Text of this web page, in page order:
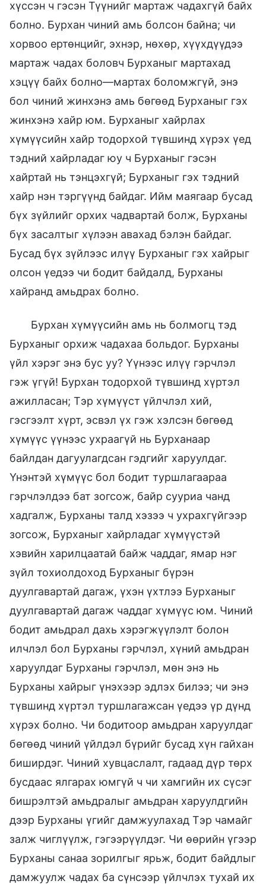
хүссэн ч гэсэн Түүнийг мартаж чадахгүй байх
болно. Бурхан чиний амь болсон байна; чи
хорвоо ертөнцийг, эхнэр, нөхөр, хүүхдүүдээ
мартаж чадах боловч Бурханыг мартахад
хэцүү байх болно—мартах боломжгүй, энэ
бол чиний жинхэнэ амь бөгөөд Бурханыг гэх
жинхэнэ хайр юм. Бурханыг хайрлах
хүмүүсийн хайр тодорхой түвшинд хүрэх үед
тэдний хайрладаг юу ч Бурханыг гэсэн
хайртай нь тэнцэхгүй; Бурханыг гэх тэдний
хайр нэн тэргүүнд байдаг. Ийм маягаар бусад
бүх зүйлийг орхих чадвартай болж, Бурханы
бүх засалтыг хүлээн авахад бэлэн байдаг.
Бусад бүх зүйлээс илүү Бурханыг гэх хайрыг
олсон үедээ чи бодит байдалд, Бурханы
хайранд амьдрах болно.
Бурхан хүмүүсийн амь нь болмогц тэд
Бурханыг орхиж чадахаа больдог. Бурханы
үйл хэрэг энэ бус уу? Үүнээс илүү гэрчлэл
гэж үгүй! Бурхан тодорхой түвшинд хүртэл
ажилласан; Тэр хүмүүст үйлчлэл хий,
гэсгээлт хүрт, эсвэл үх гэж хэлсэн бөгөөд
хүмүүс үүнээс ухраагүй нь Бурханаар
байлдан дагуулагдсан гэдгийг харуулдаг.
Үнэнтэй хүмүүс бол бодит туршлагаараа
гэрчлэлдээ бат зогсож, байр сууриа чанд
хадгалж, Бурханы талд хэзээ ч ухрахгүйгээр
зогсож, Бурханыг хайрладаг хүмүүстэй
хэвийн харилцаатай байж чаддаг, ямар нэг
зүйл тохиолдоход Бурханыг бүрэн
дуулгавартай дагаж, үхэн үхтлээ Бурханыг
дуулгавартай дагаж чаддаг хүмүүс юм. Чиний
бодит амьдрал дахь хэрэгжүүлэлт болон
илчлэл бол Бурханы гэрчлэл, хүний амьдран
харуулдаг Бурханы гэрчлэл, мөн энэ нь
Бурханы хайрыг үнэхээр эдлэх билээ; чи энэ
түвшинд хүртэл туршлагажсан үедээ үр дүнд
хүрэх болно. Чи бодитоор амьдран харуулдаг
бөгөөд чиний үйлдэл бүрийг бусад хүн гайхан
биширдэг. Чиний хувцаслалт, гадаад дүр төрх
бусдаас ялгарах юмгүй ч чи хамгийн их сүсэг
бишрэлтэй амьдралыг амьдран харуулдгийн
дээр Бурханы үгийг дамжуулахад Тэр чамайг
залж чиглүүлж, гэгээрүүлдэг. Чи өөрийн үгээр
Бурханы санаа зорилгыг ярьж, бодит байдлыг
дамжуулж чадах ба сүнсээр үйлчлэх тухай их